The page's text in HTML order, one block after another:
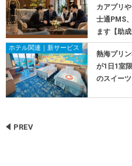
カアプリ
士通PMS
ます【助成
ホテル関連｜新サービス
熱海プリ
が1日1室
のスイー
PREV